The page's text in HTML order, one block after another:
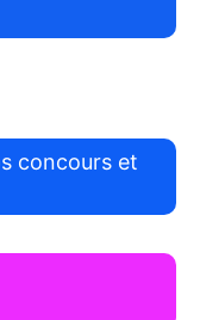
concours et